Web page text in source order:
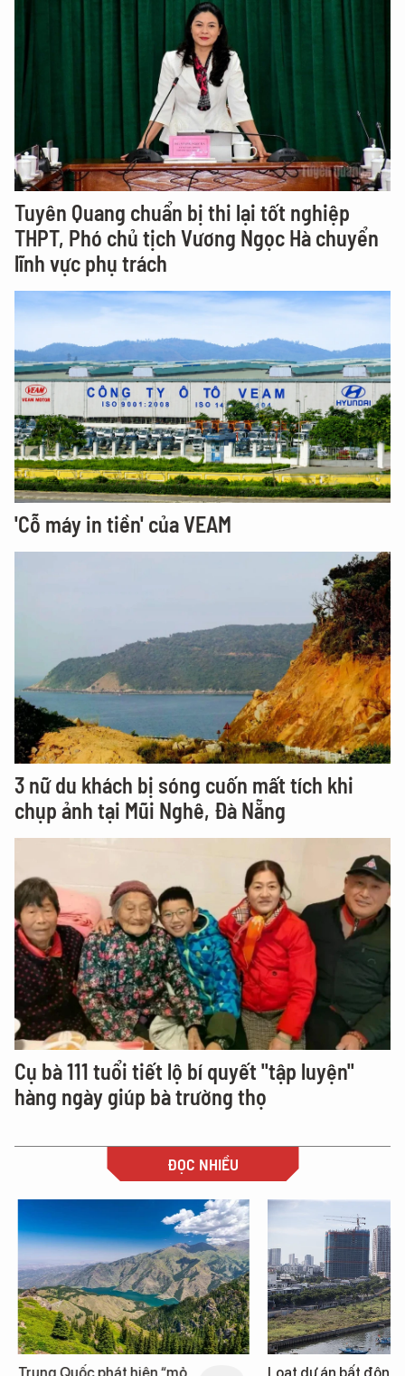
Tuyên Quang chuẩn bị thi lại tốt nghiệp
THPT, Phó chủ tịch Vương Ngọc Hà chuyển
lĩnh vực phụ trách
'Cỗ máy in tiền' của VEAM
3 nữ du khách bị sóng cuốn mất tích khi
chụp ảnh tại Mũi Nghê, Đà Nẵng
Cụ bà 111 tuổi tiết lộ bí quyết "tập luyện"
hàng ngày giúp bà trường thọ
ĐỌC NHIỀU
Trung Quốc phát hiện “mỏ Loạt dự án bất động